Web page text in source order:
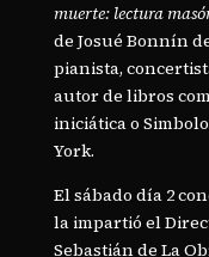
muerte: lectura
de Josué Bonnín
pianista,
autor de libros
iniciática o
York.
El sábado día 2
la impartió el
Sebastián de La